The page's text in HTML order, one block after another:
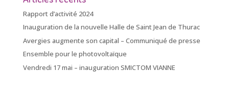
Rapport d’activité 2024
Inauguration de la nouvelle Halle de Saint Jean de Thurac
Avergies augmente son capital – Communiqué de presse
Ensemble pour le photovoltaïque
Vendredi 17 mai – inauguration SMICTOM VIANNE